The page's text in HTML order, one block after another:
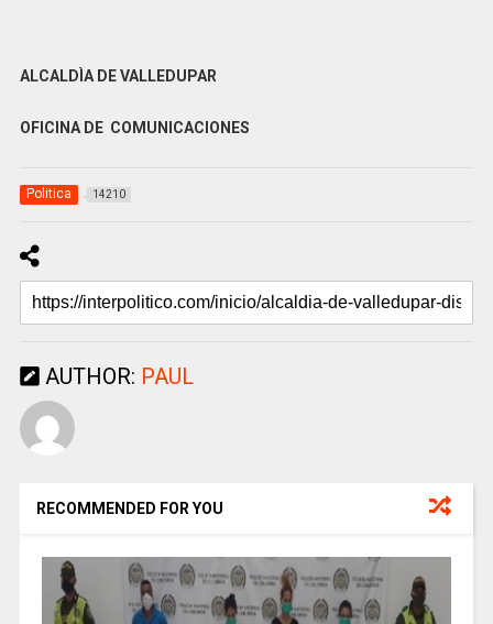
ALCALDÌA DE VALLEDUPAR
OFICINA DE COMUNICACIONES
Politica 14210
AUTHOR: PAUL
RECOMMENDED FOR YOU